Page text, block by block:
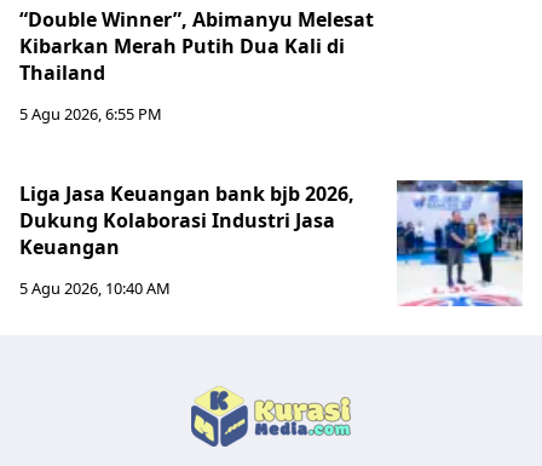
“Double Winner”, Abimanyu Melesat
Kibarkan Merah Putih Dua Kali di
Thailand
5 Agu 2026, 6:55 PM
Liga Jasa Keuangan bank bjb 2026,
Dukung Kolaborasi Industri Jasa
Keuangan
5 Agu 2026, 10:40 AM